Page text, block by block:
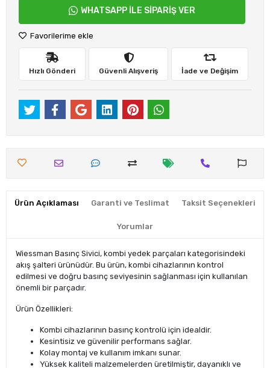
WHATSAPP İLE SİPARİŞ VER
Favorilerime ekle
Hızlı Gönderi Güvenli Alışveriş İade ve Değişim
Ürün Açıklaması Garanti ve Teslimat Taksit Seçenekleri
Yorumlar
Wiessman Basınç Sivici, kombi yedek parçaları kategorisindeki
akış şalteri ürünüdür. Bu ürün, kombi cihazlarının kontrol
edilmesi ve doğru basınç seviyesinin sağlanması için kullanılan
önemli bir parçadır.
Ürün Özellikleri:
Kombi cihazlarının basınç kontrolü için idealdir.
Kesintisiz ve güvenilir performans sağlar.
Kolay montaj ve kullanım imkanı sunar.
Yüksek kaliteli malzemelerden üretilmiştir, dayanıklı ve